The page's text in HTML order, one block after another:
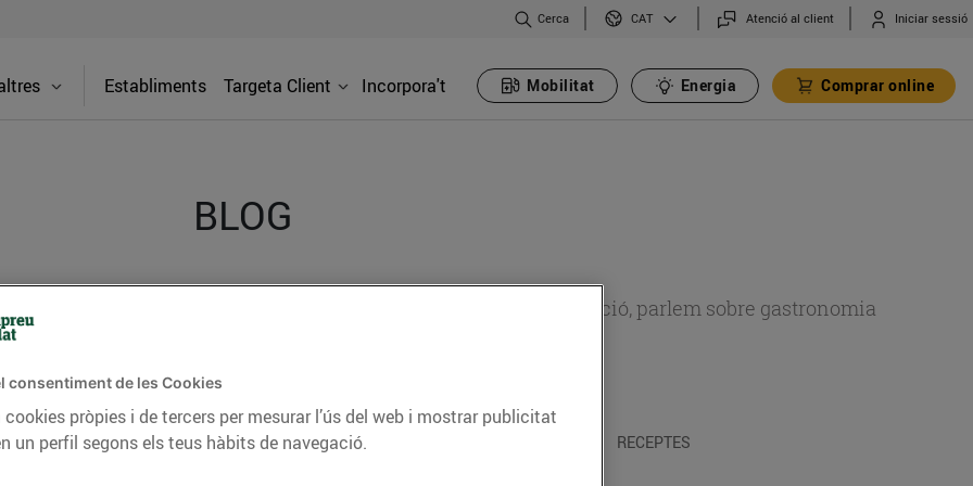
Cerca CAT Atenció al client Iniciar sessió
Establiments Targeta Client Incorpora't Mobilitat Energia Comprar online
BLOG
consells nutricionals, informació d’actualitat sobre alimentació, parlem sobre gastronomia
CONSELLS I HÀBITS SALUDABLES ENERGIA RECEPTES
consentiment de les Cookies
pròpies i de tercers per mesurar l’ús del web i mostrar publicitat
un perfil segons els teus hàbits de navegació.